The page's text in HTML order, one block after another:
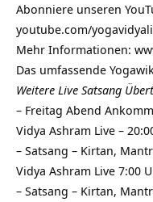
Abonniere unseren
youtube.com/
Mehr Informationen:
Das umfassende
Weitere Live Satsang
– Freitag Abend
Vidya Ashram Live –
– Satsang – Kirtan,
Vidya Ashram Live 7:00
– Satsang – Kirtan,